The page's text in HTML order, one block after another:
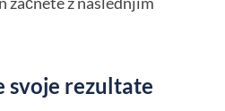
svoje rezultate